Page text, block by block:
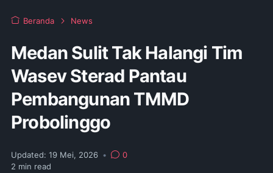
Beranda News
Medan Sulit Tak Halangi Tim
Wasev Sterad Pantau
Pembangunan TMMD
Probolinggo
Updated: 19 Mei, 2026 •
0
2 min read